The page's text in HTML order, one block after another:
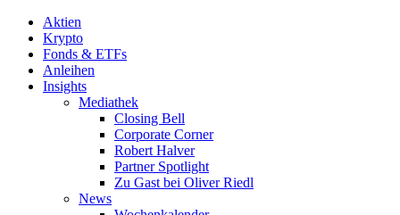
Aktien
Krypto
Fonds & ETFs
Anleihen
Insights
Mediathek
Closing Bell
Corporate Corner
Robert Halver
Partner Spotlight
Zu Gast bei Oliver Riedl
News